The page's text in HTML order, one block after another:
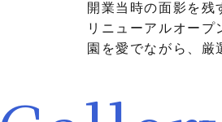
開業当時の面影を
リニューアルオー
園を愛でながら、厳